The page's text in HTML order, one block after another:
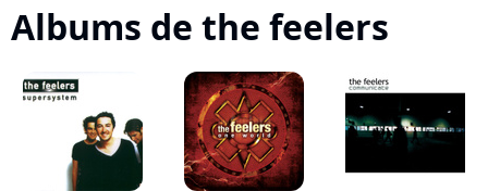
Albums de the feelers